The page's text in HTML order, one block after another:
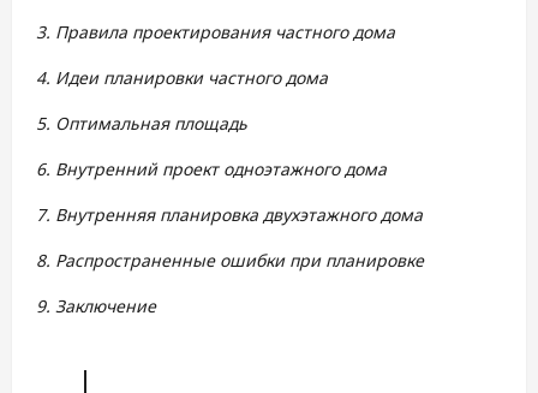
3. Правила проектирования частного дома
4. Идеи планировки частного дома
5. Оптимальная площадь
6. Внутренний проект одноэтажного дома
7. Внутренняя планировка двухэтажного дома
8. Распространенные ошибки при планировке
9. Заключение